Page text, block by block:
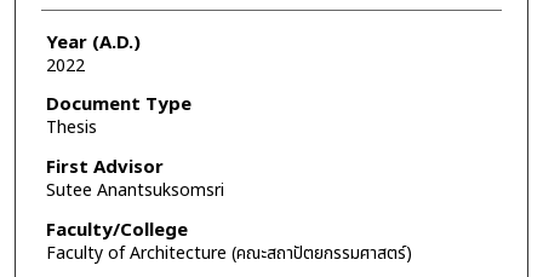
Year (A.D.)
2022
Document Type
Thesis
First Advisor
Sutee Anantsuksomsri
Faculty/College
Faculty of Architecture (คณะสถาปัตยกรรมศาสตร์)